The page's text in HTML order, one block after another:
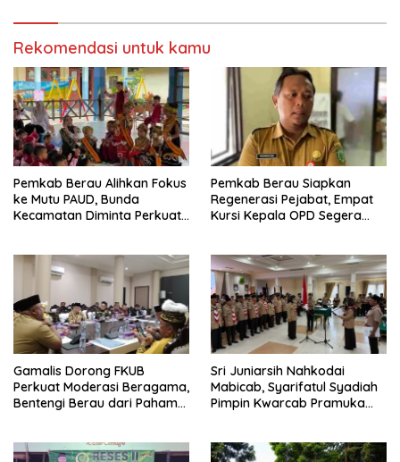
Rekomendasi untuk kamu
Pemkab Berau Alihkan Fokus
ke Mutu PAUD, Bunda
Kecamatan Diminta Perkuat
Pemkab Berau Siapkan
Regenerasi Pejabat, Empat
Kursi Kepala OPD Segera
Gamalis Dorong FKUB
Perkuat Moderasi Beragama,
Bentengi Berau dari Paham
Sri Juniarsih Nahkodai
Mabicab, Syarifatul Syadiah
Pimpin Kwarcab Pramuka